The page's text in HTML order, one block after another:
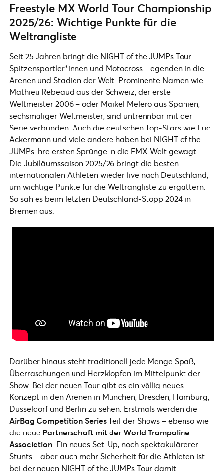
Freestyle MX World Tour Championship
2025/26: Wichtige Punkte für die
Weltrangliste
Seit 25 Jahren bringt die NIGHT of the JUMPs Tour
Spitzensportler*innen und Motocross-Legenden in die
Arenen und Stadien der Welt. Prominente Namen wie
Mathieu Rebeaud aus der Schweiz, der erste
Weltmeister 2006 – oder Maikel Melero aus Spanien,
sechsmaliger Weltmeister, sind untrennbar mit der
Serie verbunden. Auch die deutschen Top-Stars wie Luc
Ackermann und viele andere haben bei NIGHT of the
JUMPs ihre ersten Sprünge in die FMX-Welt gewagt.
Die Jubiläumssaison 2025/26 bringt die besten
internationalen Athleten wieder live nach Deutschland,
um wichtige Punkte für die Weltrangliste zu ergattern.
So sah es beim letzten Deutschland-Stopp 2024 in
Bremen aus:
Darüber hinaus steht traditionell jede Menge Spaß,
Überraschungen und Herzklopfen im Mittelpunkt der
Show. Bei der neuen Tour gibt es ein völlig neues
Konzept in den Arenen in München, Dresden, Hamburg,
Düsseldorf und Berlin zu sehen: Erstmals werden die
AirBag Competition SeriesTeil der Shows – ebenso wie
die neue Partnerschaft mit der World Trampoline
Association . Ein neues Set-Up, noch spektakulärerer
Stunts – aber auch mehr Sicherheit für die Athleten ist
bei der neuen NIGHT of the JUMPs Tour damit